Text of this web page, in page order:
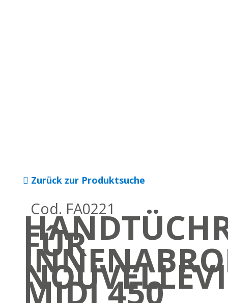
Zurück zur Produktsuche
Cod. FA0221
FÛR
MIDI 450